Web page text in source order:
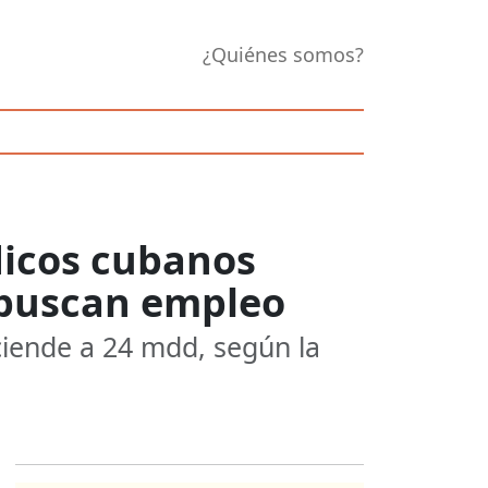
¿Quiénes somos?
cubanos
empleo
a 24 mdd, según la